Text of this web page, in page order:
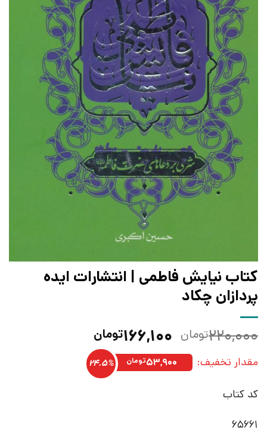
کتاب نیایش فاطمی | انتشارات ایده
پردازان چکاد
۲۲۰,۰۰۰تومان قیمت
اصلی:
۲۲۰,۰۰۰تومان
۱۶۶,۱۰۰تومان
فعلی:
۱۶۶,۱۰۰تومان. مقدار تخفیف: ۵۳,۹۰۰تومان 24.5%
کد کتاب
65661